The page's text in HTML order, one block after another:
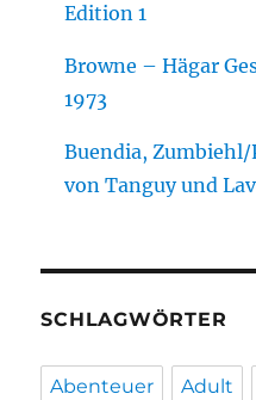
Edition 1
Browne – Hägar
1973
Buendia,
von Tanguy und
SCHLAGWÖRTER
Abenteuer Adult